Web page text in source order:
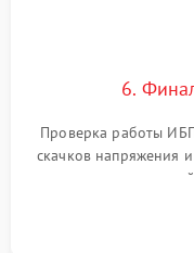
6.
Проверка работы
скачков напряжения
времени